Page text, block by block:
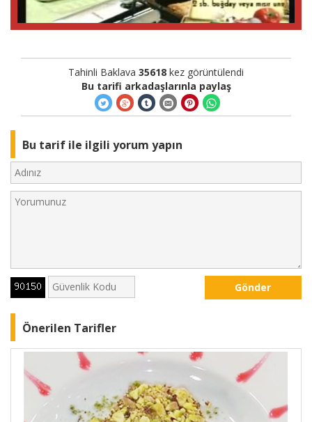
Tahinli Baklava 35618 kez görüntülendi
Bu tarifi arkadaşlarınla paylaş
Bu tarif ile ilgili yorum yapın
Gönder
Önerilen Tarifler